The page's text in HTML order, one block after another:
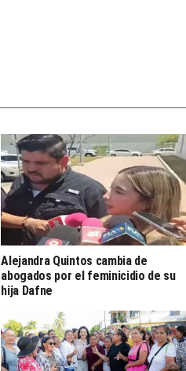
Alejandra Quintos cambia de
abogados por el feminicidio de su
hija Dafne